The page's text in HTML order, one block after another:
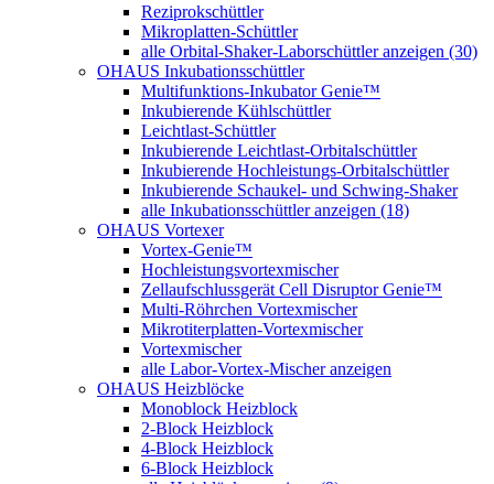
Reziprokschüttler
Mikroplatten-Schüttler
alle Orbital-Shaker-Laborschüttler anzeigen (30)
OHAUS Inkubationsschüttler
Multifunktions-Inkubator Genie™
Inkubierende Kühlschüttler
Leichtlast-Schüttler
Inkubierende Leichtlast-Orbitalschüttler
Inkubierende Hochleistungs-Orbitalschüttler
Inkubierende Schaukel- und Schwing-Shaker
alle Inkubationsschüttler anzeigen (18)
OHAUS Vortexer
Vortex-Genie™
Hochleistungsvortexmischer
Zellaufschlussgerät Cell Disruptor Genie™
Multi-Röhrchen Vortexmischer
Mikrotiterplatten-Vortexmischer
Vortexmischer
alle Labor-Vortex-Mischer anzeigen
OHAUS Heizblöcke
Monoblock Heizblock
2-Block Heizblock
4-Block Heizblock
6-Block Heizblock